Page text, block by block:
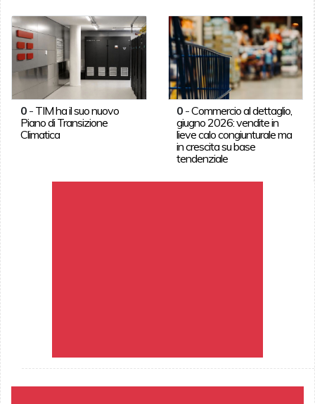
0- TIM ha il suo nuovo
Piano di Transizione
Climatica
0 -Commercio al dettaglio,
giugno 2026: vendite in
lieve calo congiunturale ma
in crescita su base
tendenziale